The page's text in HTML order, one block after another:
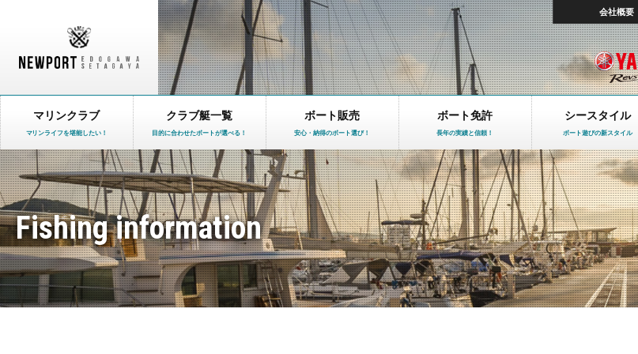
会社概要
マリンクラブ
マリンライフを堪能したい！
クラブ艇一覧
目的に合わせたボートが選べる！
ボート販売
安心・納得のボート選び！
ボート免許
長年の実績と信頼！
シースタイル
ボート遊びの新スタイル
Fishing information